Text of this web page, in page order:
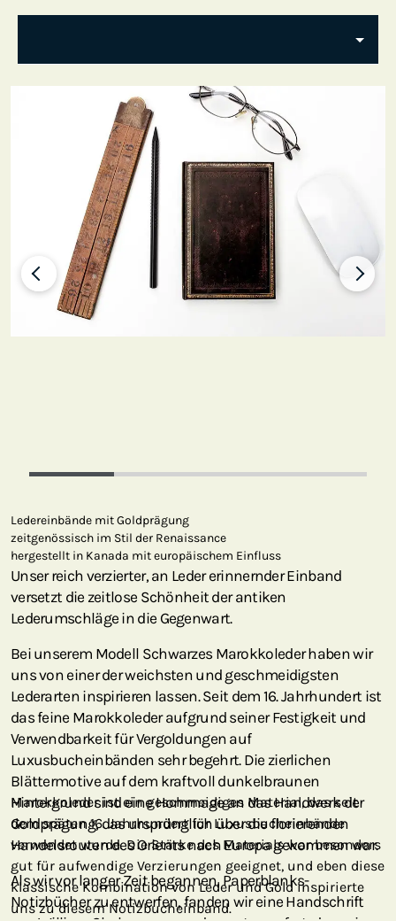
Ledereinbände mit Goldprägung
zeitgenössisch im Stil der Renaissance
hergestellt in Kanada mit europäischem Einfluss
Unser reich verzierter, an Leder erinnernder Einband
versetzt die zeitlose Schönheit der antiken
Lederumschläge in die Gegenwart.
Bei unserem Modell Schwarzes Marokkoleder haben wir
uns von einer der weichsten und geschmeidigsten
Lederarten inspirieren lassen. Seit dem 16. Jahrhundert ist
das feine Marokkoleder aufgrund seiner Festigkeit und
Verwendbarkeit für Vergoldungen auf
Luxusbucheinbänden sehr begehrt. Die zierlichen
Blättermotive auf dem kraftvoll dunkelbraunen
Hintergrund sind eine Hommage an das Handwerk der
Goldprägung, das ursprünglich über die florierenden
Handelsrouten des Orients nach Europa gekommen war.
Als wir vor langer Zeit begannen, Paperblanks-
Notizbücher zu entwerfen, fanden wir eine Handschrift
Marokkoleder ist ein geschmeidiges Material, das seit
dem späten 16. Jahrhundert für Luxusbucheinbände
verwendet wurde. Die Stärke des Materials war besonders
gut für aufwendige Verzierungen geeignet, und eben diese
klassische Kombination von Leder und Gold inspirierte
uns zu diesem Notizbucheinband.